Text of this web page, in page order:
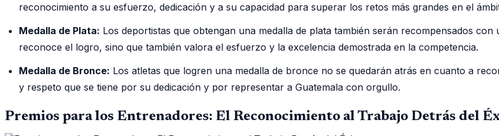
reconocimiento a su esfuerzo, dedicación y a su capacidad para superar los retos más grandes en el
Medalla de Plata: Los deportistas que obtengan una medalla de plata también serán recompensados
reconoce el logro, sino que también valora el esfuerzo y la excelencia demostrada en la competencia.
Medalla de Bronce: Los atletas que logren una medalla de bronce no se quedarán atrás en cuanto a
y respeto que se tiene por su dedicación y por representar a Guatemala con orgullo.
Premios para los Entrenadores: El Reconocimiento al Trabajo Detrás del